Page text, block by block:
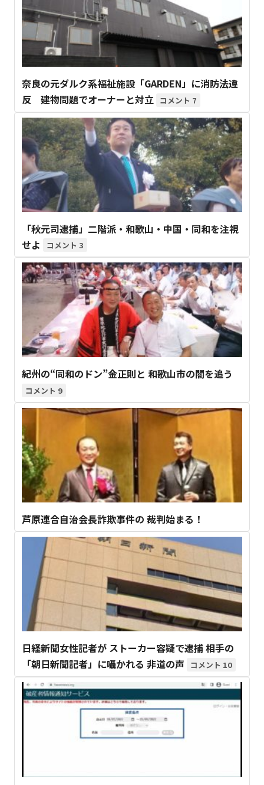
奈良の元ダルク系福祉施設「GARDEN」に消防法違
反 建物問題でオーナーと対立
7
「秋元司逮捕」二階派・和歌山・中国・同和を注視
せよ
3
紀州の“同和のドン”金正則と 和歌山市の闇を追う
9
芦原連合自治会長詐欺事件の 裁判始まる！
日経新聞女性記者が ストーカー容疑で逮捕 相手の
「朝日新聞記者」に囁かれる 非道の声
10